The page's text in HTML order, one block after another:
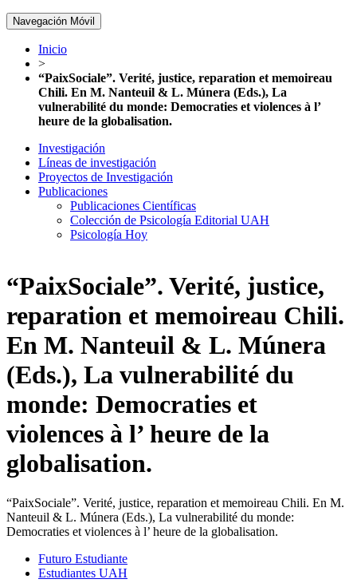
Navegación Móvil
Inicio
>
“PaixSociale”. Verité, justice, reparation et memoireau
Chili. En M. Nanteuil & L. Múnera (Eds.), La
vulnerabilité du monde: Democraties et violences à l’
heure de la globalisation.
Investigación
Líneas de investigación
Proyectos de Investigación
Publicaciones
Publicaciones Científicas
Colección de Psicología Editorial UAH
Psicología Hoy
“PaixSociale”. Verité, justice,
reparation et memoireau Chili.
En M. Nanteuil & L. Múnera
(Eds.), La vulnerabilité du
monde: Democraties et
violences à l’ heure de la
globalisation.
“PaixSociale”. Verité, justice, reparation et memoireau Chili. En M.
Nanteuil & L. Múnera (Eds.), La vulnerabilité du monde:
Democraties et violences à l’ heure de la globalisation.
Futuro Estudiante
Estudiantes UAH